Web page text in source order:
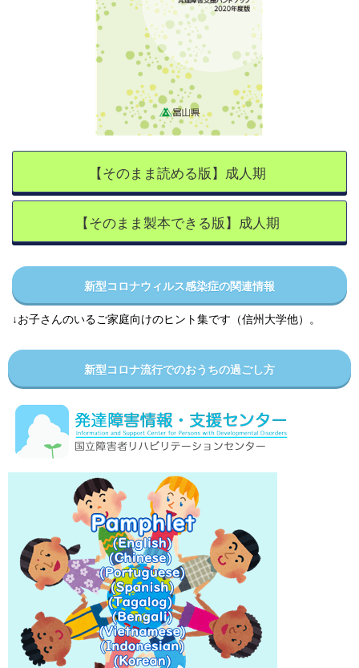
【そのまま読める版】成人期
【そのまま製本できる版】成人期
新型コロナウィルス感染症の関連情報
↓お子さんのいるご家庭向けのヒント集です（信州大学他）。
新型コロナ流行でのおうちの過ごし方